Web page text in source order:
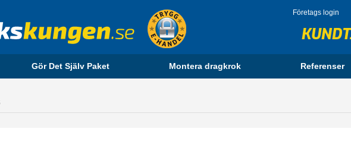
Företags login
Gör Det Själv Paket Montera dragkrok Referenser